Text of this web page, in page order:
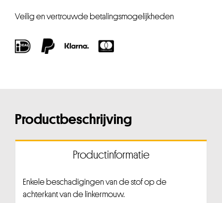
Veilig en vertrouwde betalingsmogelijkheden
Productbeschrijving
Productinformatie
Enkele beschadigingen van de stof op de
achterkant van de linkermouw.